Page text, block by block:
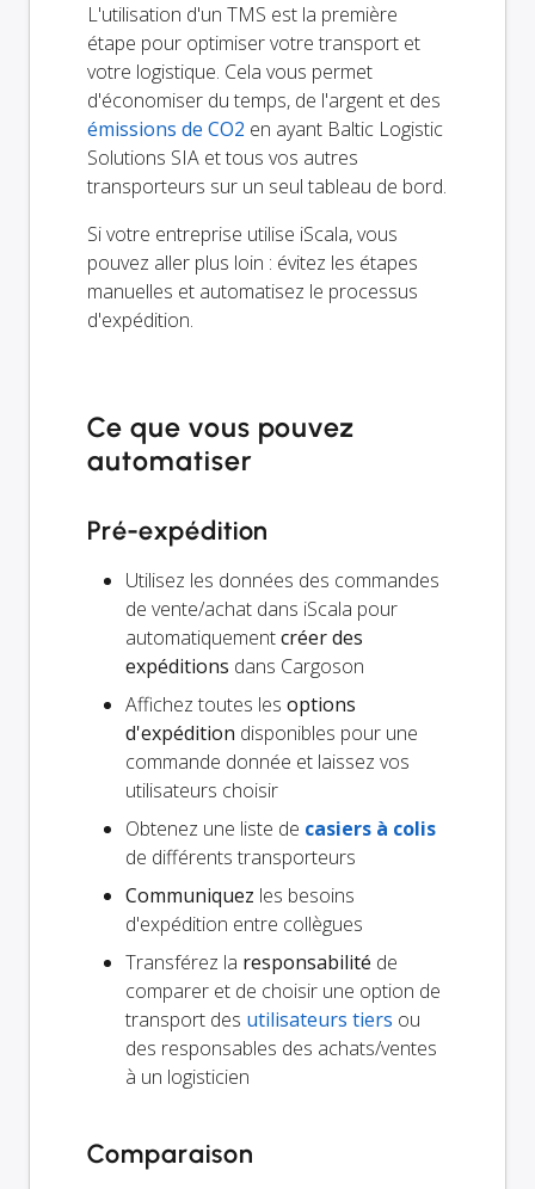
L'utilisation d'un TMS est la première
étape pour optimiser votre transport et
votre logistique. Cela vous permet
d'économiser du temps, de l'argent et des
émissions de CO2 en ayant Baltic Logistic
Solutions SIA et tous vos autres
transporteurs sur un seul tableau de bord.
Si votre entreprise utilise iScala, vous
pouvez aller plus loin : évitez les étapes
manuelles et automatisez le processus
d'expédition.
Ce que vous pouvez
automatiser
Pré-expédition
Utilisez les données des commandes
de vente/achat dans iScala pour
automatiquementcréer des
expéditions dans Cargoson
Affichez toutes les options
d'expédition disponibles pour une
commande donnée et laissez vos
utilisateurs choisir
Obtenez une liste de casiers à colis
de différents transporteurs
Communiquez les besoins
d'expédition entre collègues
Transférez la responsabilité de
comparer et de choisir une option de
transport des utilisateurs tiers ou
des responsables des achats/ventes
à un logisticien
Comparaison